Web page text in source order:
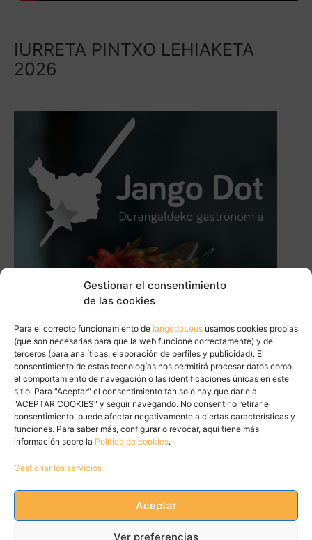
Gestionar el consentimiento
de las cookies
Para el correcto funcionamiento de jangodot.eus usamos cookies propias
(que son necesarias para que la web funcione correctamente) y de
terceros (para analíticas, elaboración de perfiles y publicidad). El
consentimiento de estas tecnologías nos permitirá procesar datos como
el comportamiento de navegación o las identificaciones únicas en este
sitio. Para "Aceptar" el consentimiento tan solo hay que darle a
"ACEPTAR COOKIES" y seguir navegando. No consentir o retirar el
consentimiento, puede afectar negativamente a ciertas características y
funciones. Para saber más, configurar o revocar, aquí tiene más
información sobre la Política de cookies.
Gestionar los servicios
Aceptar
Ver preferencias
IURRETA PINTXO LEHIAKETA
2026